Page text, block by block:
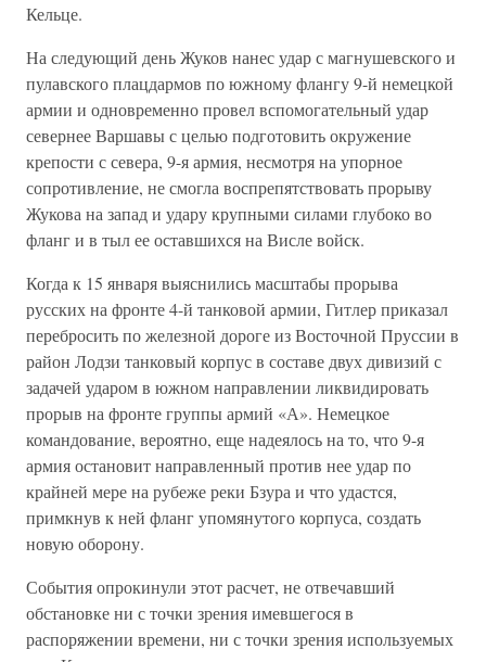
Кельце.
На следующий день Жуков нанес удар с магнушевского и
пулавского плацдармов по южному флангу 9-й немецкой
армии и одновременно провел вспомогательный удар
севернее Варшавы с целью подготовить окружение
крепости с севера, 9-я армия, несмотря на упорное
сопротивление, не смогла воспрепятствовать прорыву
Жукова на запад и удару крупными силами глубоко во
фланг и в тыл ее оставшихся на Висле войск.
Когда к 15 января выяснились масштабы прорыва
русских на фронте 4-й танковой армии, Гитлер приказал
перебросить по железной дороге из Восточной Пруссии в
район Лодзи танковый корпус в составе двух дивизий с
задачей ударом в южном направлении ликвидировать
прорыв на фронте группы армий «А». Немецкое
командование, вероятно, еще надеялось на то, что 9-я
армия остановит направленный против нее удар по
крайней мере на рубеже реки Бзура и что удастся,
примкнув к ней фланг упомянутого корпуса, создать
новую оборону.
События опрокинули этот расчет, не отвечавший
обстановке ни с точки зрения имевшегося в
распоряжении времени, ни с точки зрения используемых